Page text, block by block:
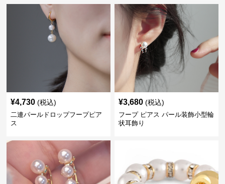
¥4,730 (税込)
二連パールドロップフープピア
ス
¥3,680 (税込)
フープ ピアス パール装飾小型輪
状耳飾り